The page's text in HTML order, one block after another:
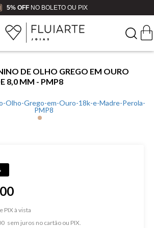
5% OFF NO BOLETO OU PIX
DE OLHO GREGO EM OURO
8,0 MM - PMP8
PIX